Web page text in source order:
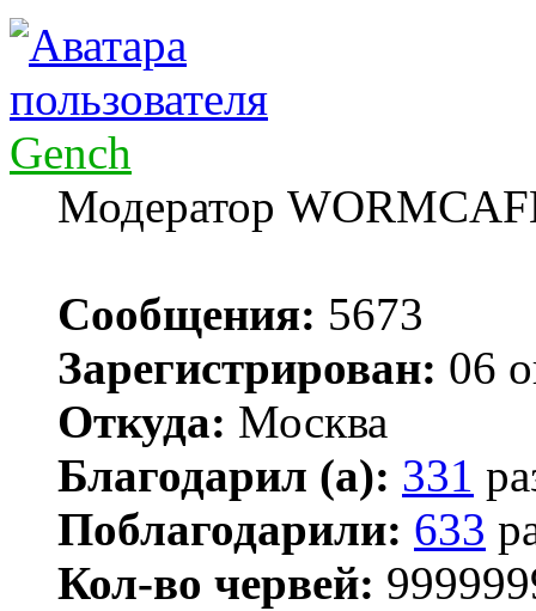
Gench
Модератор
Сообщения: 5673
Зарегистрирован: 06
Откуда: Москва
Благодарил (а): 331
Поблагодарили: 633
Кол-во червей: